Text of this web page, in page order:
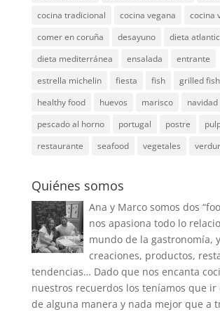
cocina tradicional
cocina vegana
cocina
comer en coruña
desayuno
dieta
dieta mediterránea
ensalada
entrante
estrella michelin
fiesta fish
grilled fish
healthy food
huevos marisco navidad
pescado al horno
portugal postre
restaurante
seafood vegetales
Quiénes somos
Ana y Marco somos dos
nos apasiona todo lo
mundo de la gastronomía,
creaciones, productos,
tendencias… Dado que nos encanta
nuestros recuerdos los teníamos que
de alguna manera y nada mejor que a